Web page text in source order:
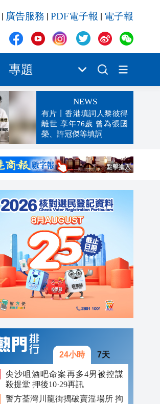
廣告服務 PDF電子報 電子報
專題
NEWS
有片丨香港填詞人黎彼得
離世 享年76歲 曾為張國
榮、許冠傑等填詞
24小時 7天
尖沙咀酒吧命案再多4男被控謀
殺提堂 押後10·29再訊
警方荃灣川龍街搗破賣淫場所 拘